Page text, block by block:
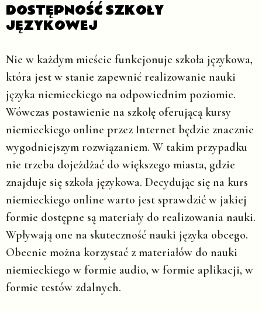
DOSTĘPNOŚĆ SZKOŁY
JĘZYKOWEJ
Nie w każdym mieście funkcjonuje szkoła językowa,
która jest w stanie zapewnić realizowanie nauki
języka niemieckiego na odpowiednim poziomie.
Wówczas postawienie na szkołę oferującą kursy
niemieckiego online przez Internet będzie znacznie
wygodniejszym rozwiązaniem. W takim przypadku
nie trzeba dojeżdżać do większego miasta, gdzie
znajduje się szkoła językowa. Decydując się na kurs
niemieckiego online warto jest sprawdzić w jakiej
formie dostępne są materiały do realizowania nauki.
Wpływają one na skuteczność nauki języka obcego.
Obecnie można korzystać z materiałów do nauki
niemieckiego w formie audio, w formie aplikacji, w
formie testów zdalnych.